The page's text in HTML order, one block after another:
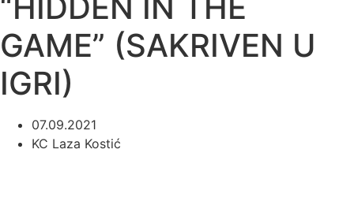
GAME” (SAKRIVEN U
IGRI)
07.09.2021
KC Laza Kostić